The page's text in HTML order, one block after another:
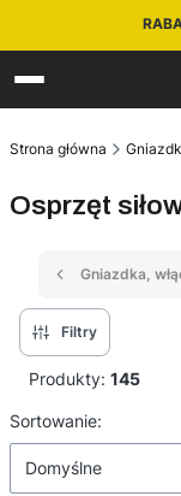
Strona główna
Osprzęt
Gniazdka,
Filtry
Produkty: 145
Lista produktów
Sortowanie:
Domyślne